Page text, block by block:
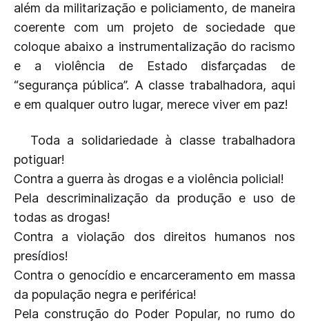
além da militarização e policiamento, de maneira
coerente com um projeto de sociedade que
coloque abaixo a instrumentalização do racismo
e a violência de Estado disfarçadas de
“segurança pública”. A classe trabalhadora, aqui
e em qualquer outro lugar, merece viver em paz!
Toda a solidariedade à classe trabalhadora
potiguar!
Contra a guerra às drogas e a violência policial!
Pela descriminalização da produção e uso de
todas as drogas!
Contra a violação dos direitos humanos nos
presídios!
Contra o genocídio e encarceramento em massa
da população negra e periférica!
Pela construção do Poder Popular, no rumo do